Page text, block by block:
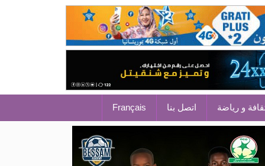
و رياضة اتصل بنا Français